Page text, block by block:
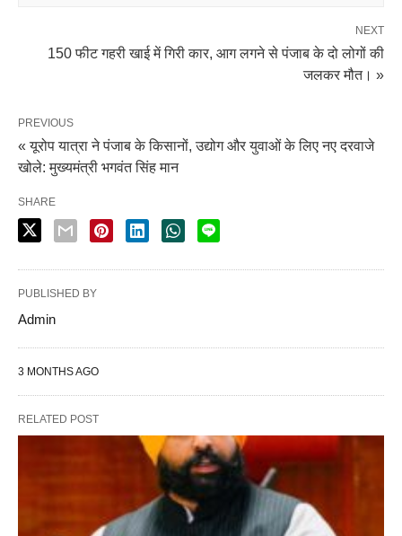
NEXT
150 फीट गहरी खाई में गिरी कार, आग लगने से पंजाब के दो लोगों की
जलकर मौत। »
PREVIOUS
« यूरोप यात्रा ने पंजाब के किसानों, उद्योग और युवाओं के लिए नए दरवाजे
खोले: मुख्यमंत्री भगवंत सिंह मान
SHARE
PUBLISHED BY
Admin
3 MONTHS AGO
RELATED POST